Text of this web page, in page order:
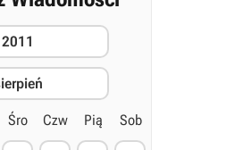
2011
Śro Czw Pią Sob